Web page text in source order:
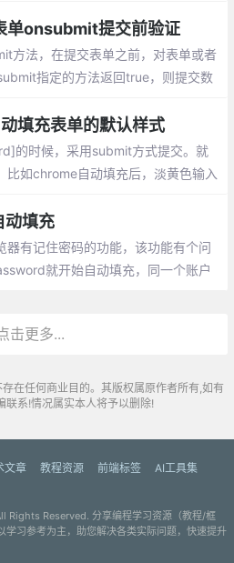
onsubmit提交前验证
方法，在提交表单之前，对表单或者
指定的方法返回true，则提交数
填充表单的默认样式
的时候，采用submit方式提交。就
比如chrome自动填充后，淡黄色输入
动填充
器有记住密码的功能，该功能有个问
就开始自动填充，同一个账户
击更多...
在任何商业目的。其版权属原作者所有,如有
联系!情况属实本人将予以删除!
文章 教程资源 前端标签
AI工具集